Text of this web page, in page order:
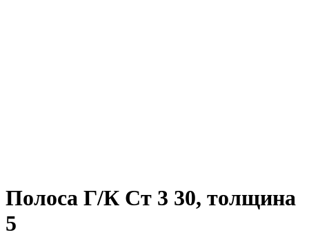
Полоса Г/К Ст 3 30, толщина
5